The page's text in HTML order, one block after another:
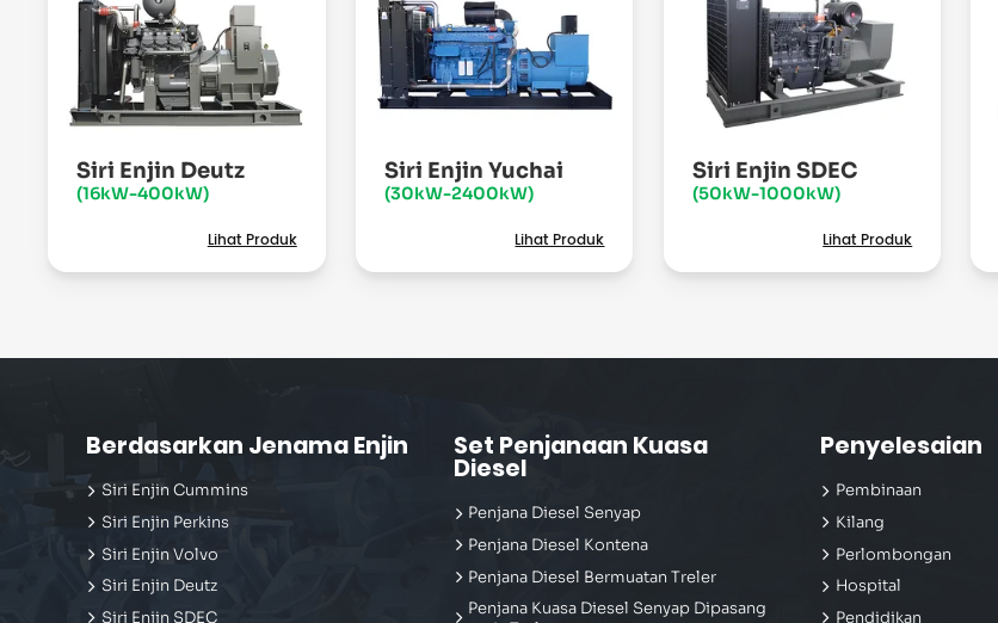
Siri Enjin Deutz
(16kW-400kW)
Lihat Produk
Siri Enjin Yuchai
(30kW-2400kW)
Lihat Produk
Siri Enjin SDEC
(50kW-1000kW)
Lihat Produk
Berdasarkan Jenama Enjin
Siri Enjin Cummins
Siri Enjin Perkins
Siri Enjin Volvo
Siri Enjin Deutz
Siri Enjin SDEC
Set Penjanaan Kuasa
Diesel
Penjana Diesel Senyap
Penjana Diesel Kontena
Penjana Diesel Bermuatan Treler
Penjana Kuasa Diesel Senyap Dipasang
Penyelesaian
Pembinaan
Kilang
Perlombongan
Hospital
Pendidikan